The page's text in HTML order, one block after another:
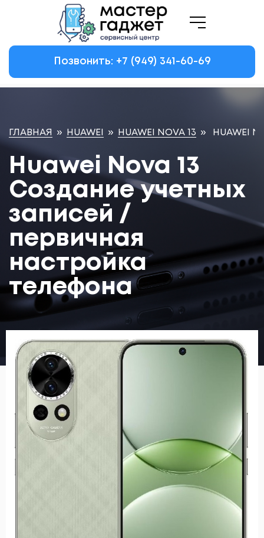
Позвонить: +7 (949) 341-60-69
ГЛАВНАЯ » HUAWEI » HUAWEI NOVA 13 » HUAWEI
Huawei Nova 13
Создание учетных
записей /
первичная
настройка
телефона